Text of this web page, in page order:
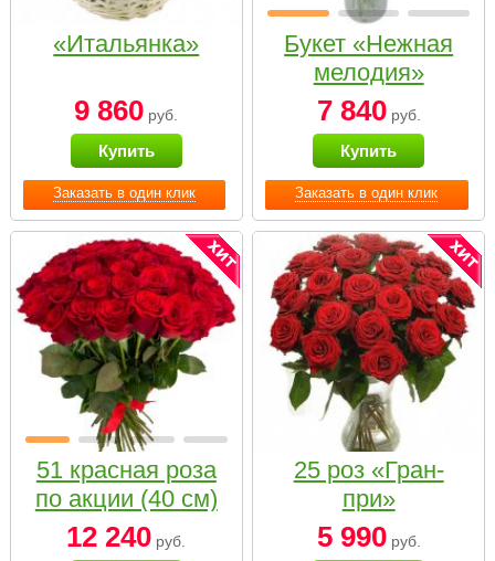
Заказать в один клик
«Итальянка»
9 860 руб.
Купить
Заказать в один клик
Букет «Нежная
мелодия»
7 840руб.
Купить
51 красная роза
по акции (40 см)
12 240 руб.
25 роз «Гран-
при»
5 990руб.